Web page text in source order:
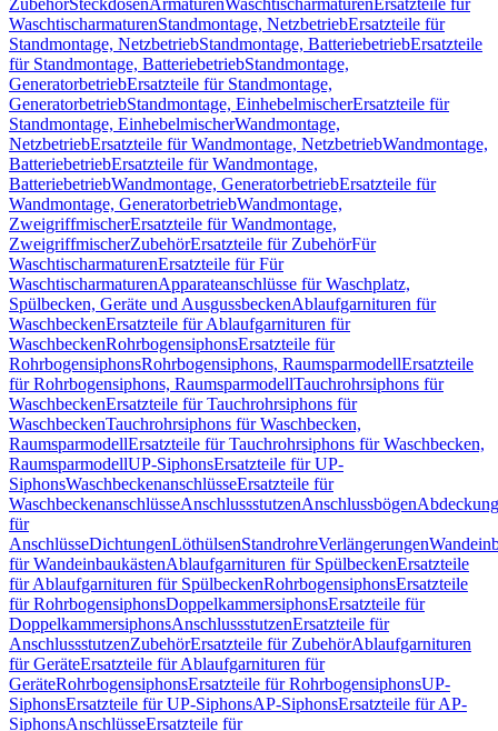
ZubehörSteckdosenArmaturenWaschtischarmaturen Ersatzteile für
WaschtischarmaturenStandmontage, NetzbetriebErsatzteile für
Standmontage, NetzbetriebStandmontage, BatteriebetriebErsatzteile
für Standmontage, BatteriebetriebStandmontage,
GeneratorbetriebErsatzteile für Standmontage,
GeneratorbetriebStandmontage, EinhebelmischerErsatzteile für
Standmontage, EinhebelmischerWandmontage,
NetzbetriebErsatzteile für Wandmontage, NetzbetriebWandmontage,
BatteriebetriebErsatzteile für Wandmontage,
BatteriebetriebWandmontage, GeneratorbetriebErsatzteile für
Wandmontage, GeneratorbetriebWandmontage,
ZweigriffmischerErsatzteile für Wandmontage,
ZweigriffmischerZubehörErsatzteile für ZubehörFür
WaschtischarmaturenErsatzteile für Für
WaschtischarmaturenApparateanschlüsse für Waschplatz,
Spülbecken, Geräte und AusgussbeckenAblaufgarnituren für
WaschbeckenErsatzteile für Ablaufgarnituren für
WaschbeckenRohrbogensiphonsErsatzteile für
RohrbogensiphonsRohrbogensiphons, RaumsparmodellErsatzteile
für Rohrbogensiphons, RaumsparmodellTauchrohrsiphons für
WaschbeckenErsatzteile für Tauchrohrsiphons für
WaschbeckenTauchrohrsiphons für Waschbecken,
RaumsparmodellErsatzteile für Tauchrohrsiphons für Waschbecken,
RaumsparmodellUP-SiphonsErsatzteile für UP-
SiphonsWaschbeckenanschlüsseErsatzteile für
WaschbeckenanschlüsseAnschlussstutzenAnschlussbögen
für
AnschlüsseDichtungenLöthülsenStandrohreVerlängerungen
für WandeinbaukästenAblaufgarnituren für SpülbeckenErsatzteile
für Ablaufgarnituren für SpülbeckenRohrbogensiphonsErsatzteile
für RohrbogensiphonsDoppelkammersiphonsErsatzteile für
DoppelkammersiphonsAnschlussstutzenErsatzteile für
AnschlussstutzenZubehörErsatzteile für ZubehörAblaufgarnituren
für GeräteErsatzteile für Ablaufgarnituren für
GeräteRohrbogensiphonsErsatzteile für RohrbogensiphonsUP-
SiphonsErsatzteile für UP-SiphonsAP-SiphonsErsatzteile für AP-
SiphonsAnschlüsseErsatzteile für